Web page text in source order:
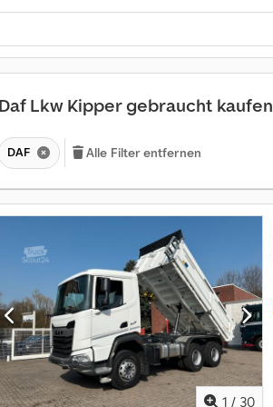
Daf Lkw Kipper gebraucht kaufen
DAF Alle Filter entfernen
1 / 30